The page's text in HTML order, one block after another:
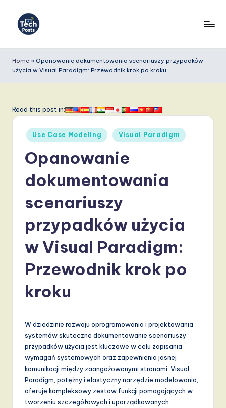
e
c
P
T
Home » Opanowanie dokumentowania scenariuszy przypadków
użycia w Visual Paradigm: Przewodnik krok po kroku
Read this post in:
Posted
in
Use Case Modeling Visual Paradigm
Opanowanie
dokumentowania
scenariuszy
przypadków użycia
w Visual Paradigm:
Przewodnik krok po
kroku
W dziedzinie rozwoju oprogramowania i projektowania
systemów skuteczne dokumentowanie scenariuszy
przypadków użycia jest kluczowe w celu zapisania
wymagań systemowych oraz zapewnienia jasnej
komunikacji między zaangażowanymi stronami. Visual
Paradigm, potężny i elastyczny narzędzie modelowania,
oferuje kompleksowy zestaw funkcji pomagających w
tworzeniu szczegółowych i uporządkowanych